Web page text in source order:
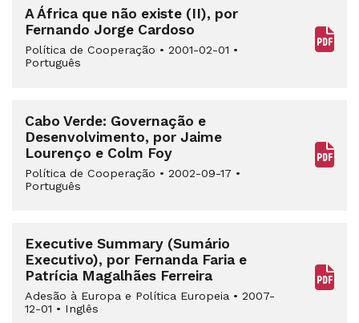
A África que não existe (II), por
Fernando Jorge Cardoso
Política de Cooperação • 2001-02-01 •
Português
Cabo Verde: Governação e
Desenvolvimento, por Jaime
Lourenço e Colm Foy
Política de Cooperação • 2002-09-17 •
Português
Executive Summary (Sumário
Executivo), por Fernanda Faria e
Patrícia Magalhães Ferreira
Adesão à Europa e Política Europeia • 2007-
12-01 • Inglês